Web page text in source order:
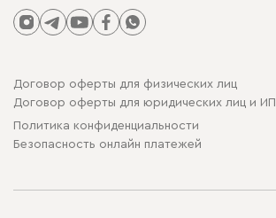
Договор оферты для физических лиц
Договор оферты для юридических лиц и ИП
Политика конфиденциальности
Безопасность онлайн платежей